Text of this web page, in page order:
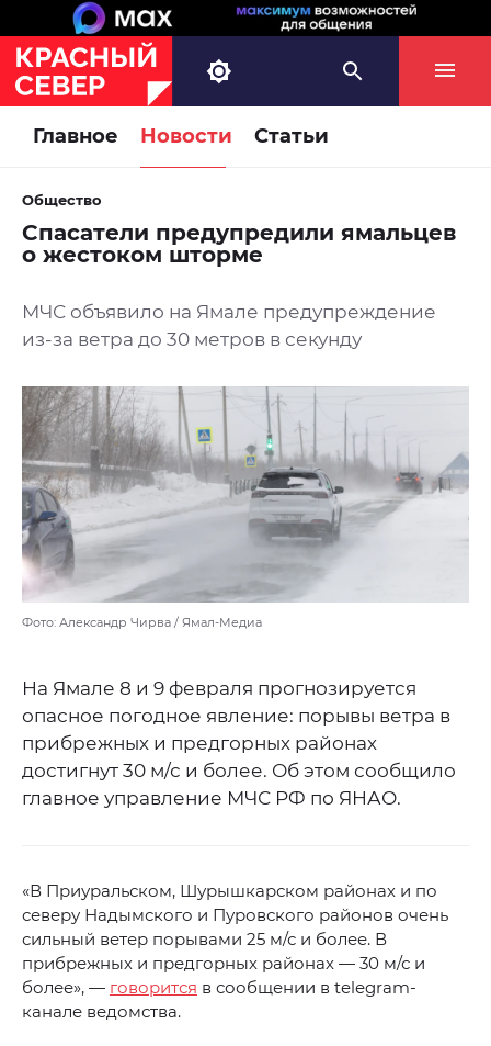
Главное Новости Статьи
Общество
Спасатели предупредили ямальцев
о жестоком шторме
МЧС объявило на Ямале предупреждение
из-за ветра до 30 метров в секунду
Фото: Александр Чирва / Ямал-Медиа
На Ямале 8 и 9 февраля прогнозируется
опасное погодное явление: порывы ветра в
прибрежных и предгорных районах
достигнут 30 м/с и более. Об этом сообщило
главное управление МЧС РФ по ЯНАО.
«В Приуральском, Шурышкарском районах и по
северу Надымского и Пуровского районов очень
сильный ветер порывами 25 м/с и более. В
прибрежных и предгорных районах — 30 м/с и
более», — говорится в сообщении в telegram-
канале ведомства.